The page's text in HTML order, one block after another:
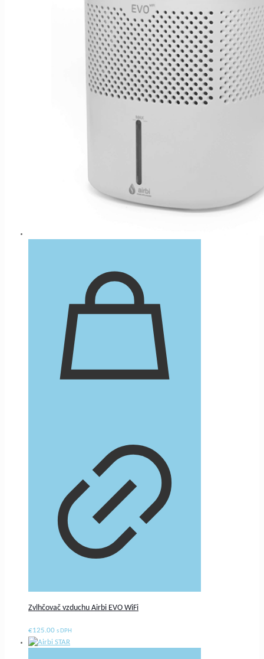
Zvlhčovač vzduchu Airbi EVO WiFi
€125.00 s DPH